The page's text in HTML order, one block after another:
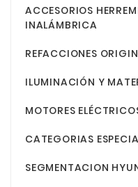
ACCESORIOS
INALÁMBRICA
REFACCIONES
ILUMINACIÓN Y
MOTORES
CATEGORIAS
SEGMENTACION